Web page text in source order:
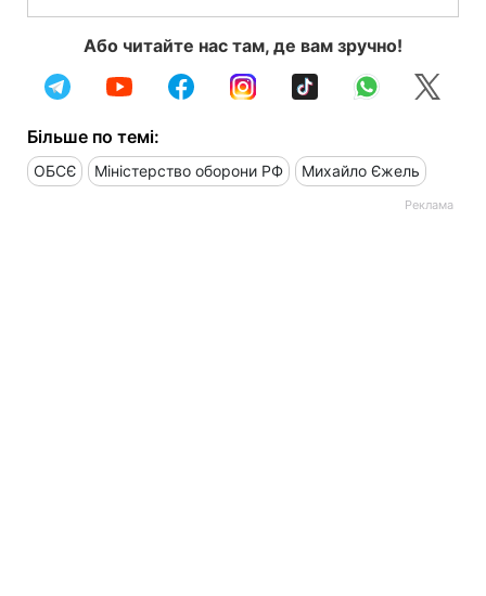
Або читайте нас там, де вам зручно!
Більше по темі:
ОБСЄ Міністерство оборони РФ Михайло Єжель